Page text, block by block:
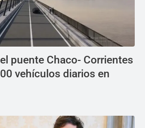
puente Chaco- Corrientes
vehículos diarios en